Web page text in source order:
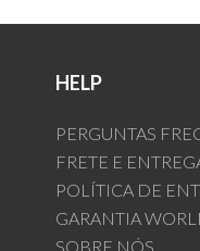
HELP
PERGUNTAS
FRETE E
POLÍTICA DE
GARANTIA
SOBRE NÓS